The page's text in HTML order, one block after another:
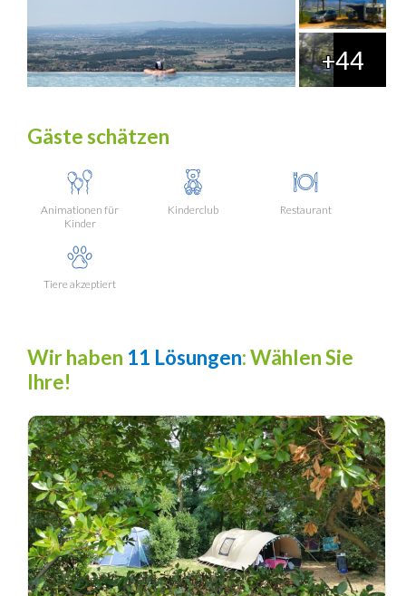
+44
Gäste schätzen
Animationen für
Kinder
Kinderclub Restaurant
Tiere akzeptiert
Wir haben 11 Lösungen: Wählen Sie
Ihre!